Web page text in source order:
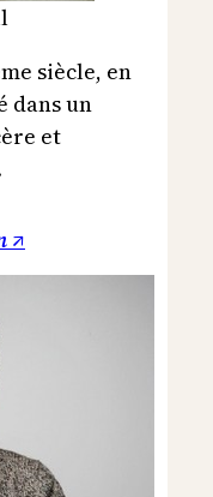
siècle, en
dans un
et
↗